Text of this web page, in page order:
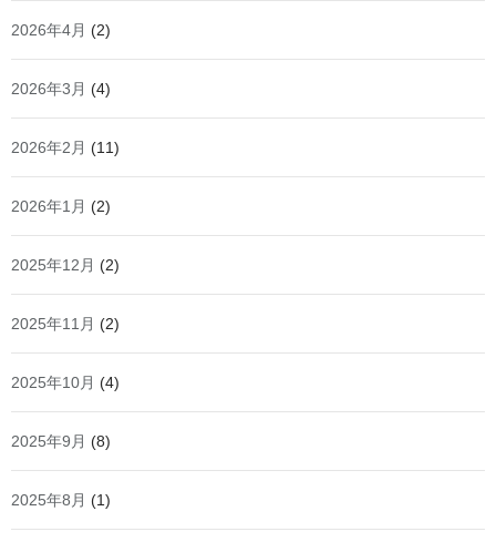
2026年4月 (2)
2026年3月 (4)
2026年2月 (11)
2026年1月 (2)
2025年12月 (2)
2025年11月 (2)
2025年10月 (4)
2025年9月 (8)
2025年8月 (1)